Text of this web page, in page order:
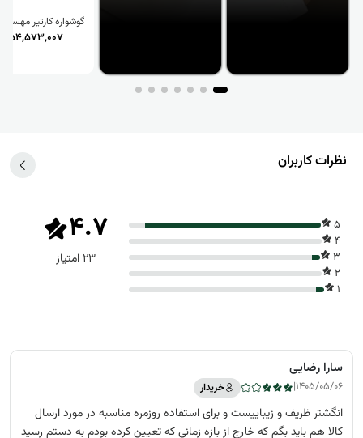
گوشواره کارتیر مهسا
54,573,007 تومان
نظرات کاربران
5
4
3
2
1
4.7
23 امتیاز
سارا رضایی
1405/05/06
| خریدار
انگشتر ظریف و زیباییست و برای استفاده روزمره مناسبه در مورد ارسال
کالا هم باید بگم که خارج از بازه زمانی که تعیین کرده بودم به دستم رسید